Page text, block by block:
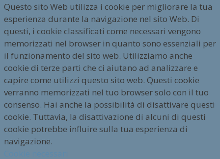
Questo sito Web utilizza i cookie per migliorare la tua
esperienza durante la navigazione nel sito Web. Di
questi, i cookie classificati come necessari vengono
memorizzati nel browser in quanto sono essenziali per
il funzionamento del sito web. Utilizziamo anche
cookie di terze parti che ci aiutano ad analizzare e
capire come utilizzi questo sito web. Questi cookie
verranno memorizzati nel tuo browser solo con il tuo
consenso. Hai anche la possibilità di disattivare questi
cookie. Tuttavia, la disattivazione di alcuni di questi
cookie potrebbe influire sulla tua esperienza di
navigazione.